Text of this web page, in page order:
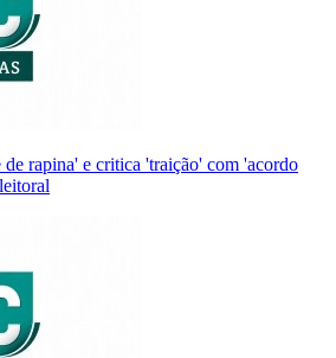
rapina' e critica 'traição' com 'acordo